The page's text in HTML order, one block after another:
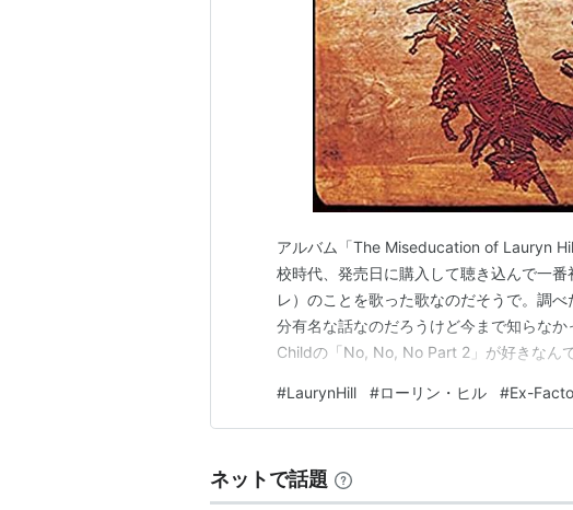
アルバム「The Miseducation of Lauryn
校時代、発売日に購入して聴き込んで一
レ）のことを歌った歌なのだそうで。調
分有名な話なのだろうけど今まで知らな
Childの「No, No, No Part 2」が好きなん
#LaurynHill #ローリン・ヒル #Ex-
ネットで話題